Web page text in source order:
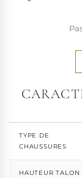
TYPE DE
CHAUSSURES
HAUTEUR TALON